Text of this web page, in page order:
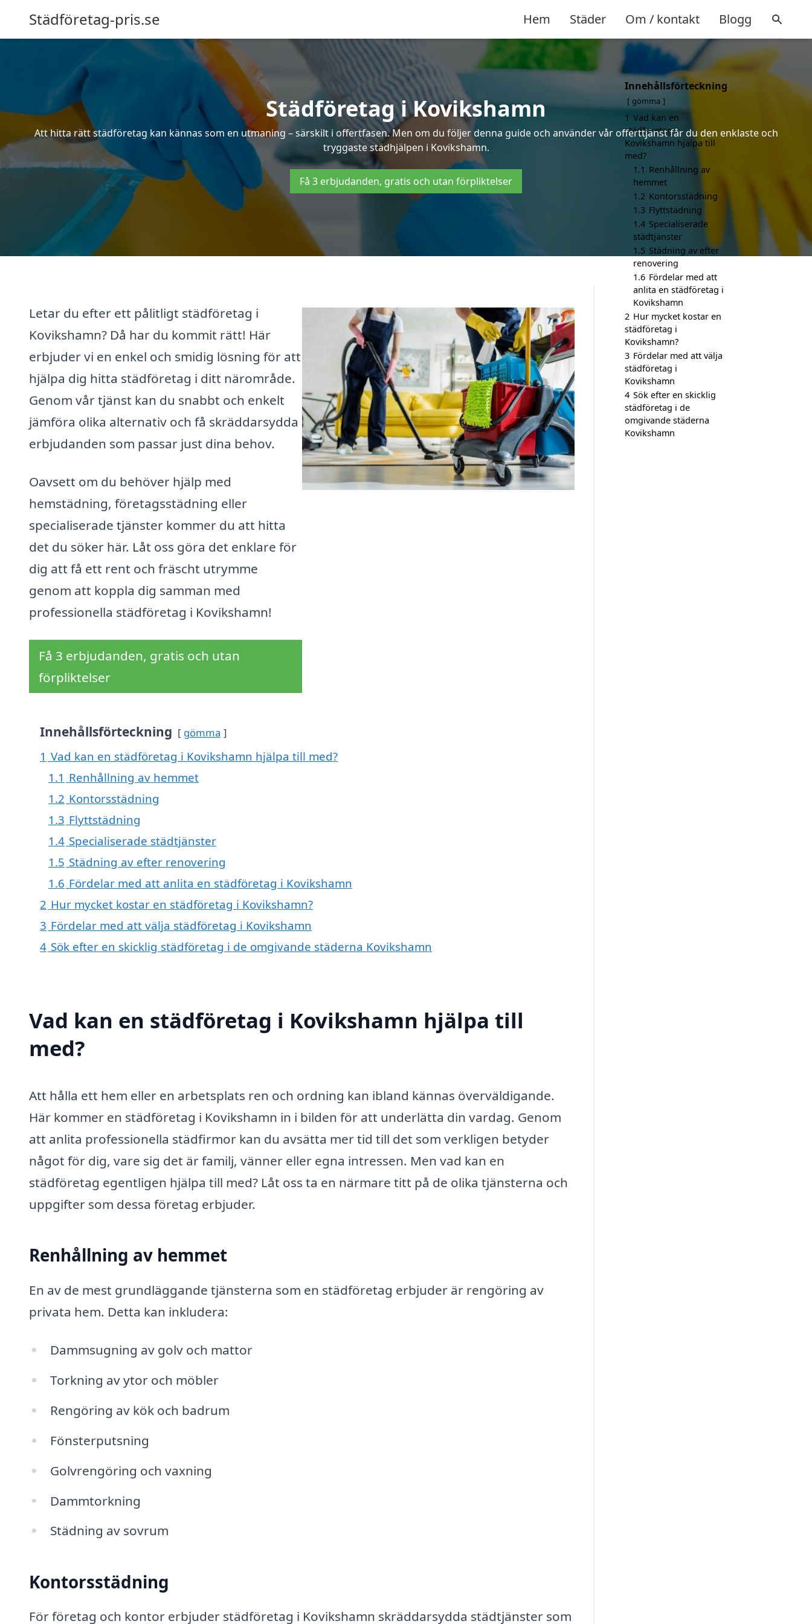
Städföretag-pris.se Hem Städer Om / kontakt Blogg
Städföretag i Kovikshamn
Att hitta rätt städföretag kan kännas som en utmaning – särskilt i offertfasen. Men om du följer denna guide och använder vår offerttjänst får du den enklaste och
tryggaste städhjälpen i Kovikshamn.
Få 3 erbjudanden, gratis och utan förpliktelser
Letar du efter ett pålitligt städföretag i
Kovikshamn? Då har du kommit rätt! Här
erbjuder vi en enkel och smidig lösning för att
hjälpa dig hitta städföretag i ditt närområde.
Genom vår tjänst kan du snabbt och enkelt
jämföra olika alternativ och få skräddarsydda
erbjudanden som passar just dina behov.
Oavsett om du behöver hjälp med
hemstädning, företagsstädning eller
specialiserade tjänster kommer du att hitta
det du söker här. Låt oss göra det enklare för
dig att få ett rent och fräscht utrymme
genom att koppla dig samman med
professionella städföretag i Kovikshamn!
Få 3 erbjudanden, gratis och utan
förpliktelser
Innehållsförteckning gömma
1 Vad kan en städföretag i Kovikshamn hjälpa till med?
1.1 Renhållning av hemmet
1.2 Kontorsstädning
1.3 Flyttstädning
1.4 Specialiserade städtjänster
1.5 Städning av efter renovering
1.6 Fördelar med att anlita en städföretag i Kovikshamn
2 Hur mycket kostar en städföretag i Kovikshamn?
3 Fördelar med att välja städföretag i Kovikshamn
4 Sök efter en skicklig städföretag i de omgivande städerna Kovikshamn
Vad kan en städföretag i Kovikshamn hjälpa till
med?
Att hålla ett hem eller en arbetsplats ren och ordning kan ibland kännas överväldigande.
Här kommer en städföretag i Kovikshamn in i bilden för att underlätta din vardag. Genom
att anlita professionella städfirmor kan du avsätta mer tid till det som verkligen betyder
något för dig, vare sig det är familj, vänner eller egna intressen. Men vad kan en
städföretag egentligen hjälpa till med? Låt oss ta en närmare titt på de olika tjänsterna och
uppgifter som dessa företag erbjuder.
Renhållning av hemmet
En av de mest grundläggande tjänsterna som en städföretag erbjuder är rengöring av
privata hem. Detta kan inkludera:
Dammsugning av golv och mattor
Torkning av ytor och möbler
Rengöring av kök och badrum
Fönsterputsning
Golvrengöring och vaxning
Dammtorkning
Städning av sovrum
Kontorsstädning
För företag och kontor erbjuder städföretag i Kovikshamn skräddarsydda städtjänster som
Innehållsförteckning
gömma
1 Vad kan en
städföretag i
Kovikshamn hjälpa till
med?
1.1 Renhållning av
hemmet
1.2 Kontorsstädning
1.3 Flyttstädning
1.4 Specialiserade
städtjänster
1.5 Städning av efter
renovering
1.6 Fördelar med att
anlita en städföretag i
Kovikshamn
2 Hur mycket kostar en
städföretag i
Kovikshamn?
3 Fördelar med att välja
städföretag i
Kovikshamn
4 Sök efter en skicklig
städföretag i de
omgivande städerna
Kovikshamn